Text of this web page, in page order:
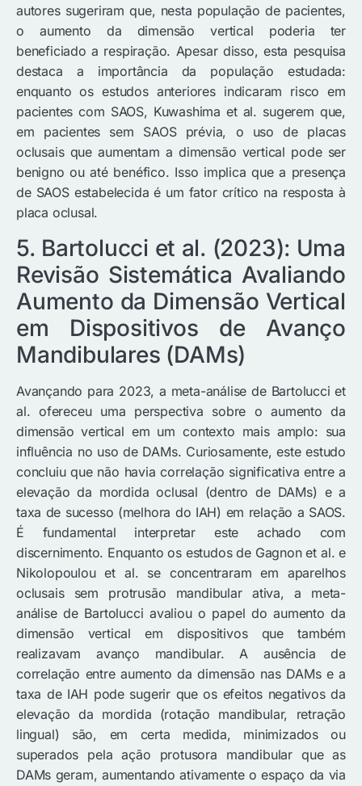
autores sugeriram que, nesta população de pacientes,
o aumento da dimensão vertical poderia ter
beneficiado a respiração. Apesar disso, esta pesquisa
destaca a importância da população estudada:
enquanto os estudos anteriores indicaram risco em
pacientes com SAOS, Kuwashima et al. sugerem que,
em pacientes sem SAOS prévia, o uso de placas
oclusais que aumentam a dimensão vertical pode ser
benigno ou até benéfico. Isso implica que a presença
de SAOS estabelecida é um fator crítico na resposta à
placa oclusal.
5. Bartolucci et al. (2023): Uma
Revisão Sistemática Avaliando
Aumento da Dimensão Vertical
em Dispositivos de Avanço
Mandibulares (DAMs)
Avançando para 2023, a meta-análise de Bartolucci et
al. ofereceu uma perspectiva sobre o aumento da
dimensão vertical em um contexto mais amplo: sua
influência no uso de DAMs. Curiosamente, este estudo
concluiu que não havia correlação significativa entre a
elevação da mordida oclusal (dentro de DAMs) e a
taxa de sucesso (melhora do IAH) em relação a SAOS.
É fundamental interpretar este achado com
discernimento. Enquanto os estudos de Gagnon et al. e
Nikolopoulou et al. se concentraram em aparelhos
oclusais sem protrusão mandibular ativa, a meta-
análise de Bartolucci avaliou o papel do aumento da
dimensão vertical em dispositivos que também
realizavam avanço mandibular. A ausência de
correlação entre aumento da dimensão nas DAMs e a
taxa de IAH pode sugerir que os efeitos negativos da
elevação da mordida (rotação mandibular, retração
lingual) são, em certa medida, minimizados ou
superados pela ação protusora mandibular que as
DAMs geram, aumentando ativamente o espaço da via